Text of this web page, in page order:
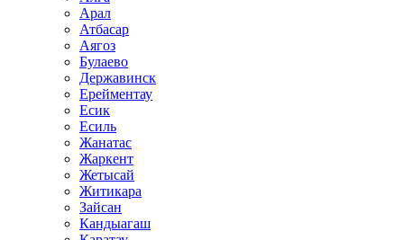
Арал
Атбасар
Аягоз
Булаево
Державинск
Ерейментау
Есик
Есиль
Жанатас
Жаркент
Жетысай
Житикара
Зайсан
Кандыагаш